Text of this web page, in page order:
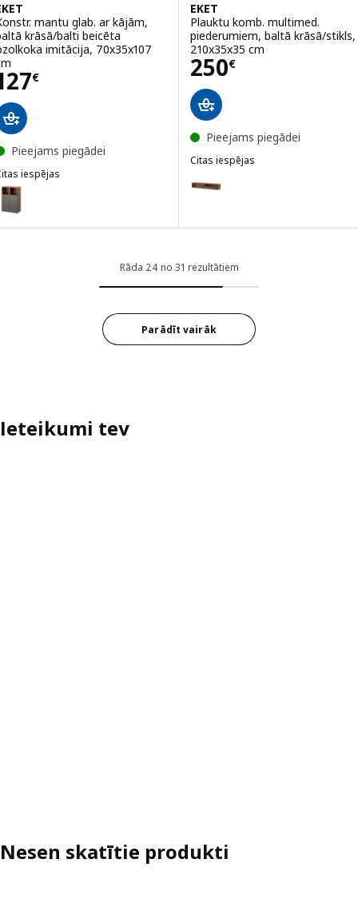
mantu glab. ar kājām,
krāsā/balti beicēta
imitācija, 70x35x107
€ 127€
Pieejams piegādei
iespējas
EKET, Konstr. mantu glab. ar kājām, tumši pelēkā krāsā/
EKET
Plauktu komb. multimed.
piederumiem, baltā krāsā/stikls,
210x35x35 cm
250€
Cena 250€
Pieejams piegādei
Citas iespējas
Variants: EKET, Plauktu komb.
Rāda 24 no 31 rezultātiem
Parādīt vairāk
Ieteikumi tev
Nesen skatītie produkti